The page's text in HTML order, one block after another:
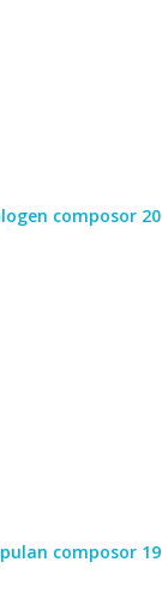
composor 20
composor 19